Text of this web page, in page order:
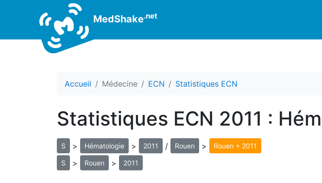
MedShake.net
Accueil Médecine ECN Statistiques ECN
Statistiques ECN 2011 :
S > Hématologie > 2011 / Rouen > Rouen + 2011
S > Rouen > 2011